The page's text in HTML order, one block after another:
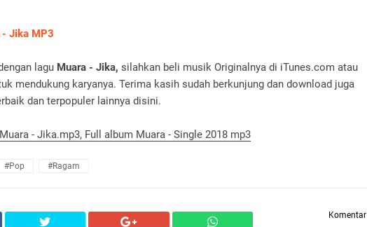
- Jika MP3
lagu Muara - Jika, silahkan beli musik Originalnya di iTunes.com atau
mendukung karyanya. Terima kasih sudah berkunjung dan download juga
dan terpopuler lainnya disini.
- Jika.mp3, Full album Muara - Single 2018 mp3
#Pop #Ragam
Komentar